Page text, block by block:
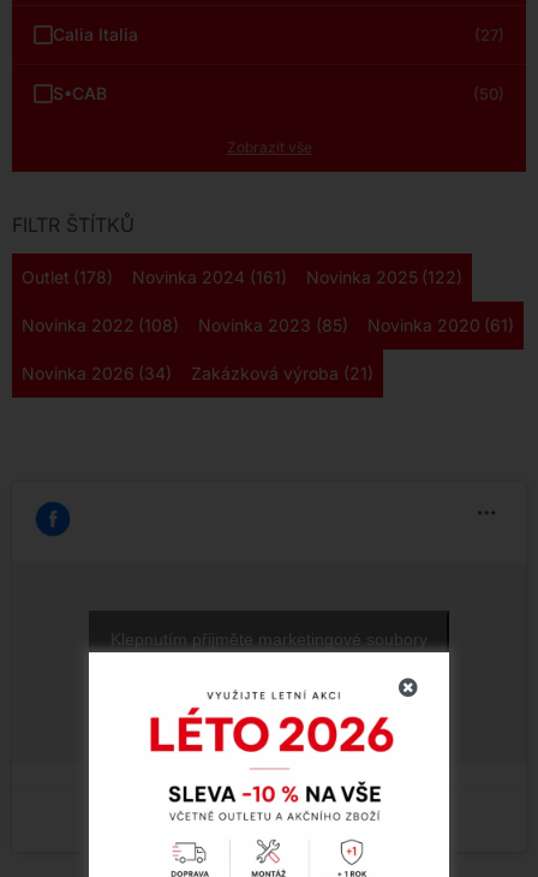
Calia Italia (27)
S•CAB (50)
Zobrazit vše
FILTR ŠTÍTKŮ
Outlet (178) Novinka 2024 (161) Novinka 2025 (122)
Novinka 2022 (108) Novinka 2023 (85) Novinka 2020 (61)
Novinka 2026 (34) Zakázková výroba (21)
Klepnutím přijměte marketingové soubory
error)